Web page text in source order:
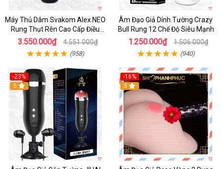
Máy Thủ Dâm Svakom Alex NEO
Rung Thụt Rên Cao Cấp Điều
Khiển App
3.550.000₫ 4.551.000₫
(958)
Âm Đạo Giả Dính Tường Crazy
Bull Rung 12 Chế Độ Siêu Mạnh
1.250.000₫ 1.506.000₫
(940)
-23%
5
-16%
5